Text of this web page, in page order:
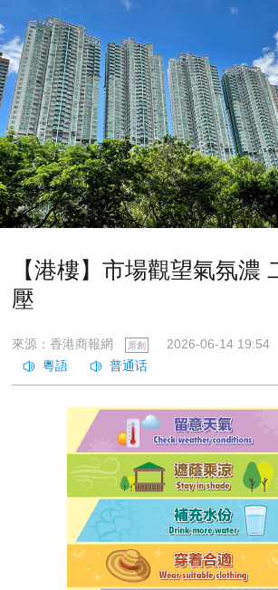
【港樓】市場觀望氣氛濃
壓
來源：香港商報網 原創 2026-06-14 19:54